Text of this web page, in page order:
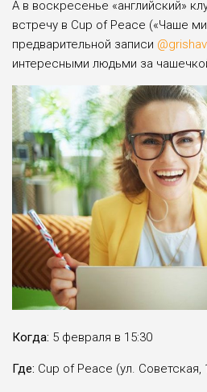
А в воскресенье «английский»
встречу в Cup of Peace («Чаше
предварительной записи
интересными людьми за
Когда: 5 февраля в 15:30
Где: Cup of Peace (ул. Советская,